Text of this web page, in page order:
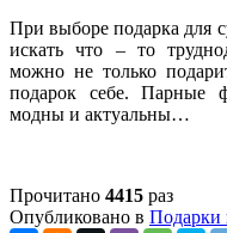
При выборе подарка для
искать что – то
можно не только
подарок себе. Парные
модны и актуальны…
Прочитано 4415 раз
Опубликовано в